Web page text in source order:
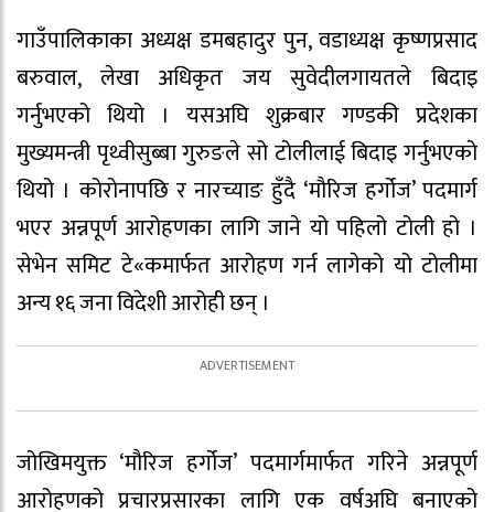
गाउँपालिकाका अध्यक्ष डमबहादुर पुन, वडाध्यक्ष कृष्णप्रसाद
बरुवाल, लेखा अधिकृत जय सुवेदीलगायतले बिदाइ
गर्नुभएको थियो । यसअघि शुक्रबार गण्डकी प्रदेशका
मुख्यमन्त्री पृथ्वीसुब्बा गुरुङले सो टोलीलाई बिदाइ गर्नुभएको
थियो । कोरोनापछि र नारच्याङ हुँदै ‘मौरिज हर्गोज’ पदमार्ग
भएर अन्नपूर्ण आरोहणका लागि जाने यो पहिलो टोली हो ।
सेभेन समिट टे«कमार्फत आरोहण गर्न लागेको यो टोलीमा
अन्य १६ जना विदेशी आरोही छन् ।
जोखिमयुक्त ‘मौरिज हर्गोज’ पदमार्गमार्फत गरिने अन्नपूर्ण
आरोहणको प्रचारप्रसारका लागि एक वर्षअघि बनाएको